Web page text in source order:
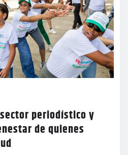
periodístico y
de quienes